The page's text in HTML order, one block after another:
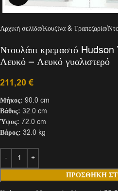
Αρχική σελίδα Κουζίνα & Τραπεζαρία
Ντουλάπι κρεμαστό Hudson
Λευκό – Λευκό γυαλιστερό
211,20€
Μήκος: 90.0 cm
Βάθος: 32.0 cm
Ύψος: 72.0 cm
Βάρος: 32.0 kg
ΠΡΟΣΘΉΚΗ